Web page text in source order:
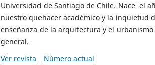
Universidad de Santiago de Chile. Nace el
nuestro quehacer académico y la inquietud
enseñanza de la arquitectura y el
general.
Ver revista
Número actual